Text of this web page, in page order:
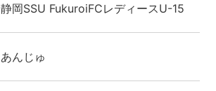
静岡SSU FukuroiFCレディースU-15
あんじゅ